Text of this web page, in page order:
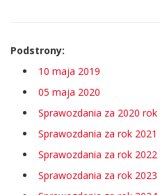
Podstrony:
10 maja 2019
05 maja 2020
Sprawozdania za 2020 rok
Sprawozdania za rok 2021
Sprawozdania za rok 2022
Sprawozdania za rok 2023